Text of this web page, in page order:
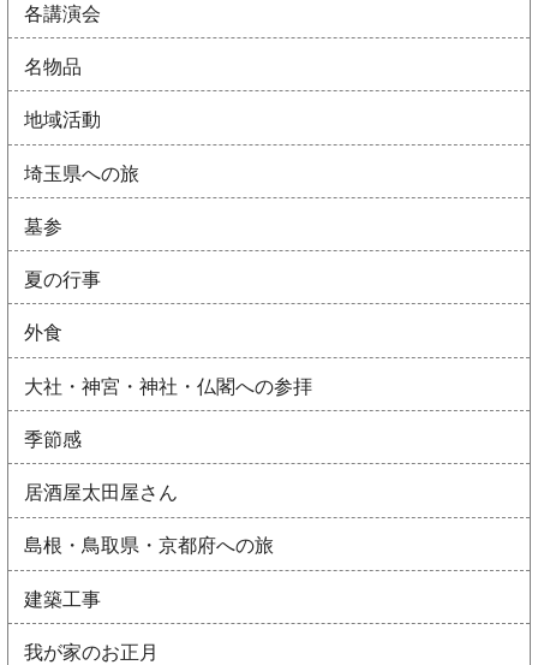
各講演会
名物品
地域活動
埼玉県への旅
墓参
夏の行事
外食
大社・神宮・神社・仏閣への参拝
季節感
居酒屋太田屋さん
島根・鳥取県・京都府への旅
建築工事
我が家のお正月